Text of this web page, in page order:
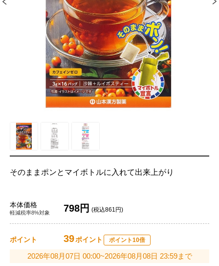
そのままポンとマイボトルに入れて出来上がり
本体価格
軽減税率8%対象 798円 (税込861円)
ポイント 39ポイント ポイント10倍
2026年08月07日 00:00~2026年08月08日 23:59まで